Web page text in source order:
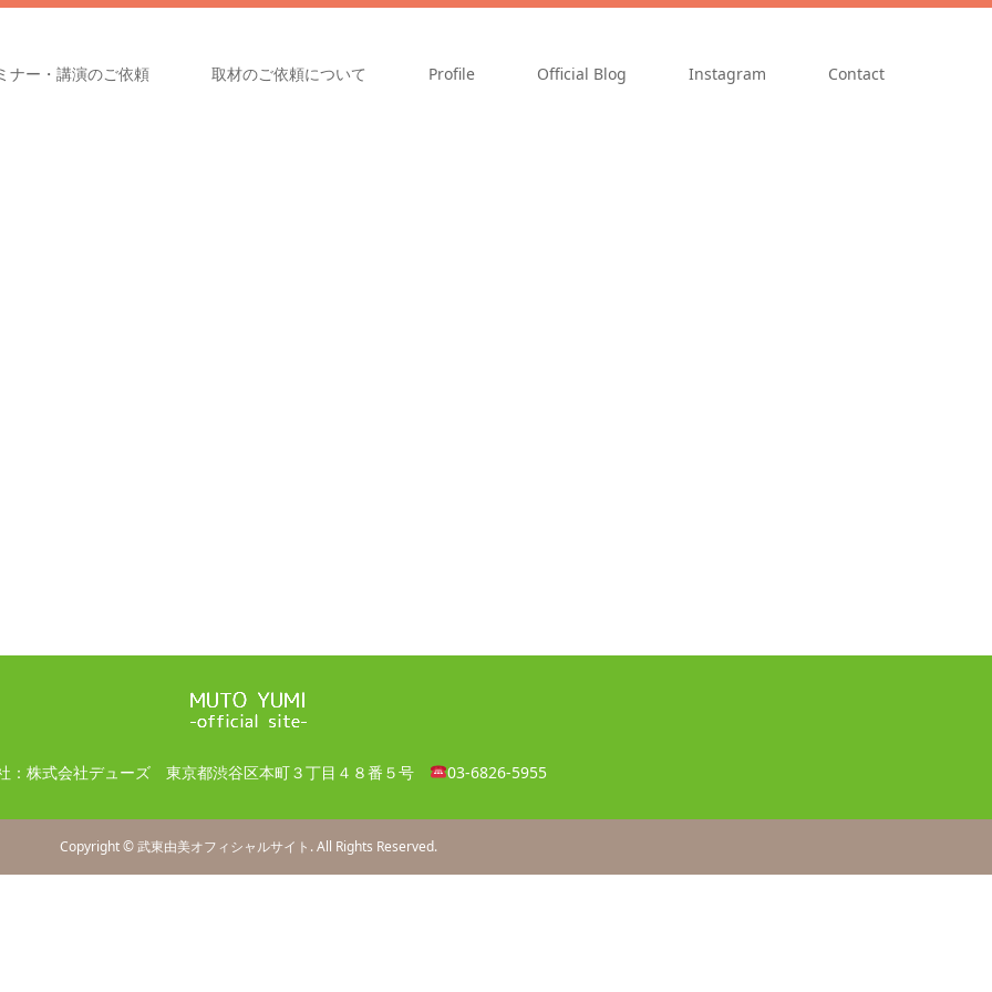
ナー・講演のご依頼 取材のご依頼について Profile Official Blog Instagram Contact
：株式会社デューズ 東京都渋谷区本町３丁目４８番５号 03-6826-5955
Copyright©武東由美オフィシャルサイト . All Rights Reserved.